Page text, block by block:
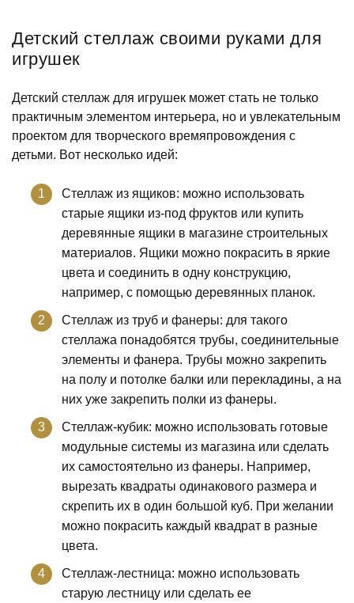
Детский стеллаж своими руками для
игрушек
Детский стеллаж для игрушек может стать не только
практичным элементом интерьера, но и увлекательным
проектом для творческого времяпровождения с
детьми. Вот несколько идей:
Стеллаж из ящиков: можно использовать
старые ящики из-под фруктов или купить
деревянные ящики в магазине строительных
материалов. Ящики можно покрасить в яркие
цвета и соединить в одну конструкцию,
например, с помощью деревянных планок.
Стеллаж из труб и фанеры: для такого
стеллажа понадобятся трубы, соединительные
элементы и фанера. Трубы можно закрепить
на полу и потолке балки или перекладины, а на
них уже закрепить полки из фанеры.
Стеллаж-кубик: можно использовать готовые
модульные системы из магазина или сделать
их самостоятельно из фанеры. Например,
вырезать квадраты одинакового размера и
скрепить их в один большой куб. При желании
можно покрасить каждый квадрат в разные
цвета.
Стеллаж-лестница: можно использовать
старую лестницу или сделать ее